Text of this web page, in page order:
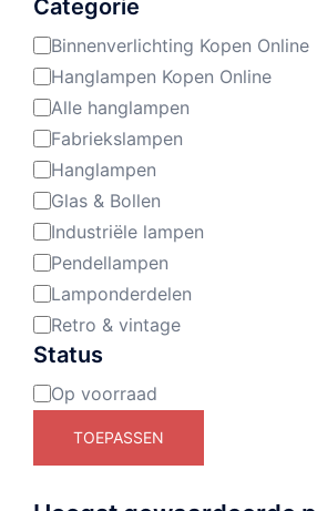
Categorie
Categorie
Binnenverlichting Kopen Online
Hanglampen Kopen Online
Alle hanglampen
Fabriekslampen
Hanglampen
Glas & Bollen
Industriële lampen
Pendellampen
Lamponderdelen
Retro & vintage
Status
Beschikbaarheid
Op voorraad
TOEPASSEN